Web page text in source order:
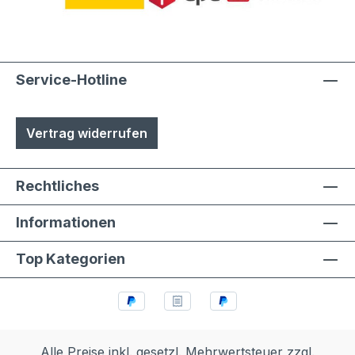
Service-Hotline
Vertrag widerrufen
Rechtliches
Informationen
Top Kategorien